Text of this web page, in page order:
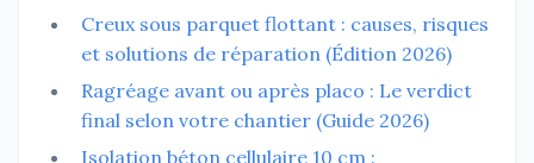
Creux sous parquet flottant : causes, risques
et solutions de réparation (Édition 2026)
Ragréage avant ou après placo : Le verdict
final selon votre chantier (Guide 2026)
Isolation béton cellulaire 10 cm :